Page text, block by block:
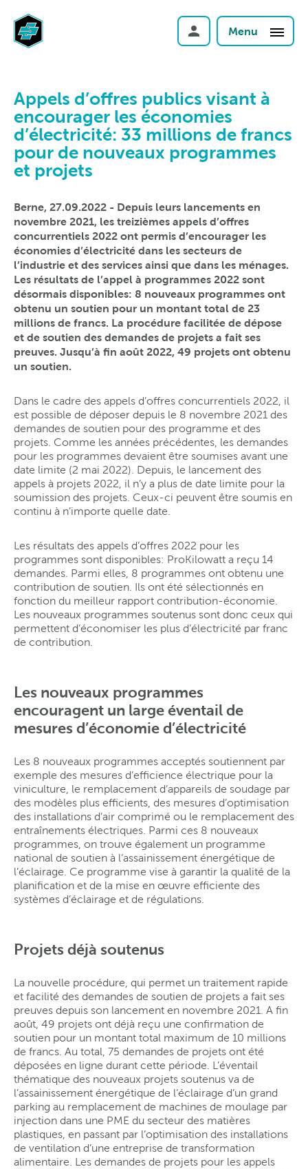
Menu
Appels d’offres publics visant à
encourager les économies
d’électricité: 33 millions de francs
pour de nouveaux programmes
et projets
Berne, 27.09.2022 - Depuis leurs lancements en
novembre 2021, les treizièmes appels d’offres
concurrentiels 2022 ont permis d’encourager les
économies d’électricité dans les secteurs de
l’industrie et des services ainsi que dans les ménages.
Les résultats de l’appel à programmes 2022 sont
désormais disponibles: 8 nouveaux programmes ont
obtenu un soutien pour un montant total de 23
millions de francs. La procédure facilitée de dépose
et de soutien des demandes de projets a fait ses
preuves. Jusqu’à fin août 2022, 49 projets ont obtenu
un soutien.
Dans le cadre des appels d’offres concurrentiels 2022, il
est possible de déposer depuis le 8 novembre 2021 des
demandes de soutien pour des programme et des
projets. Comme les années précédentes, les demandes
pour les programmes devaient être soumises avant une
date limite (2 mai 2022). Depuis, le lancement des
appels à projets 2022, il n’y a plus de date limite pour la
soumission des projets. Ceux-ci peuvent être soumis en
continu à n’importe quelle date.
Les résultats des appels d’offres 2022 pour les
programmes sont disponibles: ProKilowatt a reçu 14
demandes. Parmi elles, 8 programmes ont obtenu une
contribution de soutien. Ils ont été sélectionnés en
fonction du meilleur rapport contribution-économie.
Les nouveaux programmes soutenus sont donc ceux qui
permettent d’économiser les plus d’électricité par franc
de contribution.
Les nouveaux programmes
encouragent un large éventail de
mesures d’économie d’électricité
Les 8 nouveaux programmes acceptés soutiennent par
exemple des mesures d’efficience électrique pour la
viniculture, le remplacement d’appareils de soudage par
des modèles plus efficients, des mesures d’optimisation
des installations d’air comprimé ou le remplacement des
entraînements électriques. Parmi ces 8 nouveaux
programmes, on trouve également un programme
national de soutien à l’assainissement énergétique de
l’éclairage. Ce programme vise à garantir la qualité de la
planification et de la mise en œuvre efficiente des
systèmes d’éclairage et de régulations.
Projets déjà soutenus
La nouvelle procédure, qui permet un traitement rapide
et facilité des demandes de soutien de projets a fait ses
preuves depuis son lancement en novembre 2021. A fin
août, 49 projets ont déjà reçu une confirmation de
soutien pour un montant total maximum de 10 millions
de francs. Au total, 75 demandes de projets ont été
déposées en ligne durant cette période. L’éventail
thématique des nouveaux projets soutenus va de
l’assainissement énergétique de l’éclairage d’un grand
parking au remplacement de machines de moulage par
injection dans une PME du secteur des matières
plastiques, en passant par l’optimisation des installations
de ventilation d’une entreprise de transformation
alimentaire. Les demandes de projets pour les appels